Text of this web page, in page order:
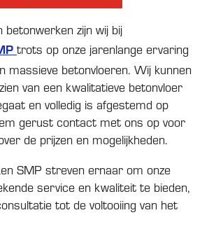
zijn wij bij
trots op onze jarenlange ervaring
massieve betonvloeren. Wij kunnen
van een kwalitatieve betonvloer
en volledig is afgestemd op
gerust contact met ons op voor
de prijzen en mogelijkheden.
SMP streven ernaar om onze
service en kwaliteit te bieden,
tot de voltooiing van het